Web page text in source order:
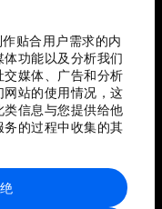
贴合用户需求的内
功能以及分析我们
媒体、广告和分析
站的使用情况，这
信息与您提供给他
的过程中收集的其